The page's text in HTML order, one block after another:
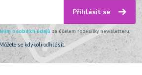
Přihlásit se
osobních údajů za účelem rozesílky newsletteru.
Můžete se kdykoli odhlásit.